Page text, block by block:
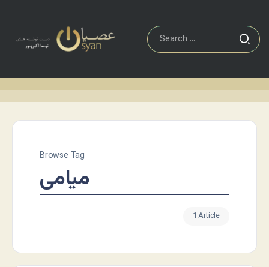
Browse Tag
میامی
1 Article